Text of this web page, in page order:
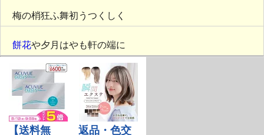
梅の梢狂ふ舞初うつくしく
餅花や夕月はやも軒の端に